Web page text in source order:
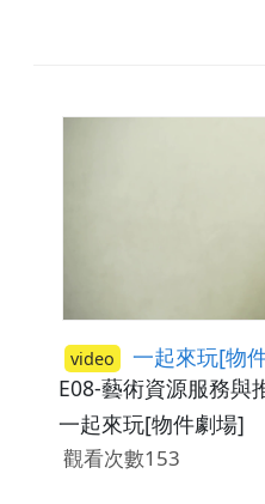
video 一起來玩[物
E08-藝術資源服務與
一起來玩[物件劇場]
觀看次數153